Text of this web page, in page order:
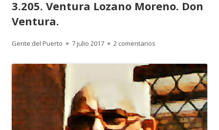
3.205. Ventura Lozano Moreno. Don
Ventura.
Autor
Gente del Puerto
Publicado
7 julio 2017 2 comentarios